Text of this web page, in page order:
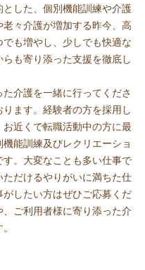
した、個別機能訓練や介護
々介護が増加する昨今、高
も増やし、少しでも快適な
も寄り添った支援を徹底し
介護を一緒に行ってくださ
ます。経験者の方を採用し
近くで転職活動中の方に最
能訓練及びレクリエーショ
。大変なことも多い仕事で
だけるやりがいに満ちた仕
したい方はぜひご応募くだ
ご利用者様に寄り添った介